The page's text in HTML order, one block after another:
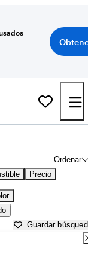
Ordenar
Precio
Guardar